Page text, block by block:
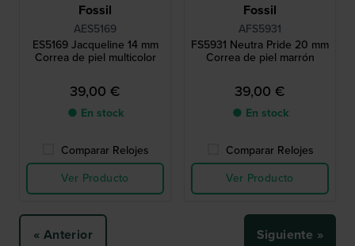
Fossil
AES5169
ES5169 Jacqueline 14 mm
Correa de piel multicolor
39,00 €
● En stock
Comparar Relojes
Ver Producto
Fossil
AFS5931
FS5931 Neutra Pride 20 mm
Correa de piel marrón
39,00 €
● En stock
Comparar Relojes
Ver Producto
« Anterior Siguiente »